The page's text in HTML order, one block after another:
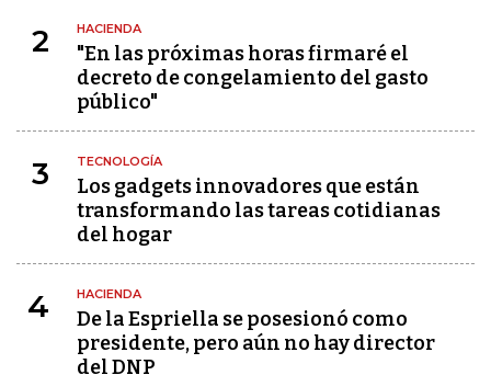
2 HACIENDA
"En las próximas horas firmaré el
decreto de congelamiento del gasto
público"
3 TECNOLOGÍA
Los gadgets innovadores que están
transformando las tareas cotidianas
del hogar
4 HACIENDA
De la Espriella se posesionó como
presidente, pero aún no hay director
del DNP